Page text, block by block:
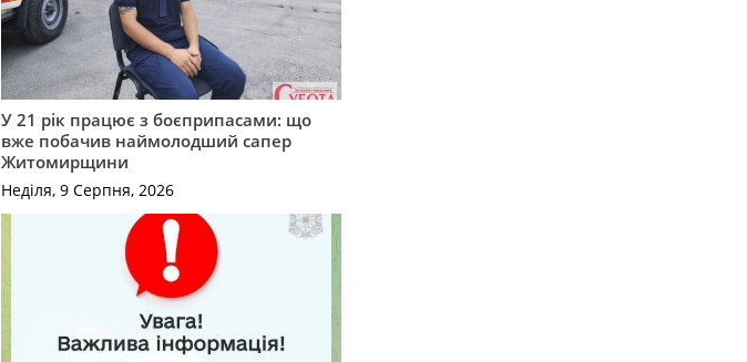
У 21 рік працює з боєприпасами: що
вже побачив наймолодший сапер
Житомирщини
Неділя, 9 Серпня, 2026